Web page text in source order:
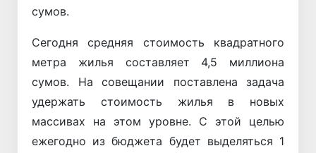
сумов.
Сегодня средняя стоимость квадратного
метра жилья составляет 4,5 миллиона
сумов. На совещании поставлена задача
удержать стоимость жилья в новых
массивах на этом уровне. С этой целью
ежегодно из бюджета будет выделяться 1